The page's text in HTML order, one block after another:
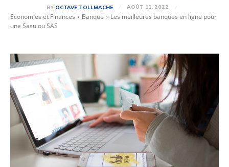
BY OCTAVE TOLLMACHE AOÛT 11, 2022
Economies et Finances Banque
Les meilleures banques en ligne pour
une Sasu ou SAS